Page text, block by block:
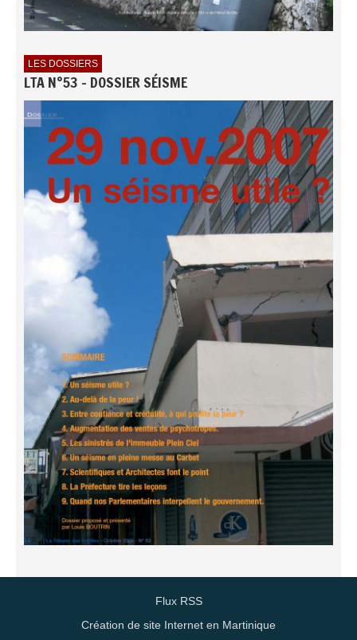
LES DOSSIERS
LTA N°53 - DOSSIER SÉISME
Flux RSS
Création de site Internet en Martinique